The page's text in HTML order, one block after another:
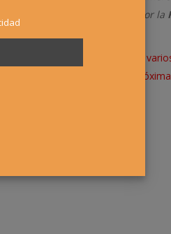
de licencia federativa por la
noviembre y la asistencia de
el Masters tendrá lugar la
sorteados.